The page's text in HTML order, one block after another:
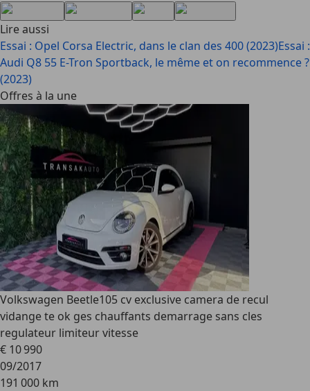
Lire aussi
Essai : Opel Corsa Electric, dans le clan des 400 (2023)Essai :
Audi Q8 55 E-Tron Sportback, le même et on recommence ?
(2023)
Offres à la une
Volkswagen Beetle105 cv exclusive camera de recul
vidange te ok ges chauffants demarrage sans cles
regulateur limiteur vitesse
€ 10 990
09/2017
191 000 km